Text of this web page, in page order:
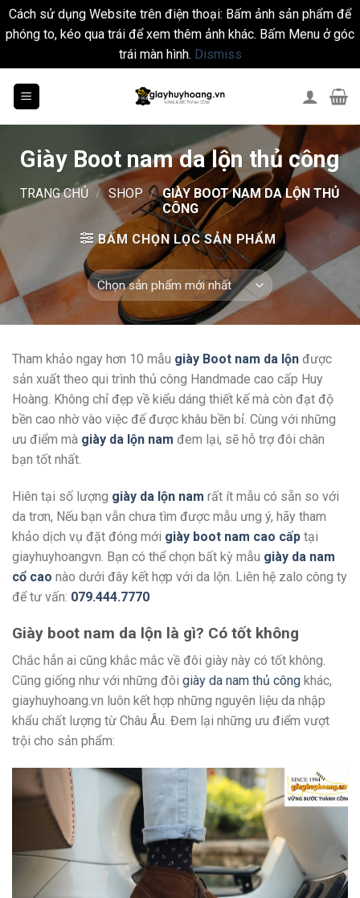
Cách sử dụng Website trên điện thoại: Bấm ảnh sản phẩm để
phóng to, kéo qua trái để xem thêm ảnh khác. Bấm Menu ở góc
trái màn hình. Dismiss
Giày Boot nam da lộn thủ công
TRANG CHỦ / SHOP / GIÀY BOOT NAM DA LỘN THỦ
CÔNG
BẤM CHỌN LỌC SẢN PHẨM
Tham khảo ngay hơn 10 mẫu giày Boot nam da lộn được
sản xuất theo qui trình thủ công Handmade cao cấp Huy
Hoàng. Không chỉ đẹp về kiểu dáng thiết kế mà còn đạt độ
bền cao nhờ vào việc đế được khâu bền bỉ. Cùng với những
ưu điểm mà giày da lộn nam đem lại, sẽ hỗ trợ đôi chân
bạn tốt nhất.
Hiên tại số lượng giày da lộn nam rất ít mẫu có sẵn so với
da trơn, Nếu bạn vẫn chưa tìm được mẫu ưng ý, hãy tham
khảo dịch vụ đặt đóng mới giày boot nam cao cấp tại
giayhuyhoangvn. Bạn có thể chọn bất kỳ mẫu giày da nam
cổ cao nào dưới đây kết hợp với da lộn. Liên hệ zalo công ty
để tư vấn: 079.444.7770
Giày boot nam da lộn là gì? Có tốt không
Chắc hẳn ai cũng khắc mắc về đôi giày này có tốt không.
Cũng giống như với những đôi giày da nam thủ công khác,
giayhuyhoang.vn luôn kết hợp những nguyên liệu da nhập
khẩu chất lượng từ Châu Âu. Đem lại những ưu điểm vượt
trội cho sản phẩm: